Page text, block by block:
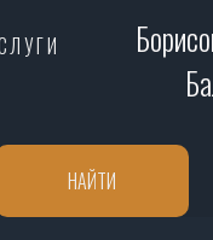
НАЙТИ